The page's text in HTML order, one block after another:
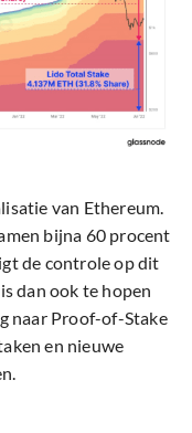
van Ethereum.
bijna 60 procent
de controle op dit
dan ook te hopen
naar Proof-of-Stake
en nieuwe